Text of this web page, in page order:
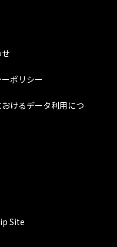
ポリシー
けるデータ利用につ
Site